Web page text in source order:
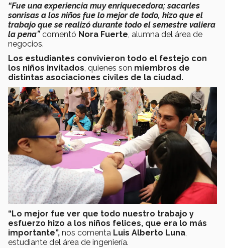
“Fue una experiencia muy enriquecedora; sacarles
sonrisas a los niños fue lo mejor de todo, hizo que el
trabajo que se realizó durante todo el semestre valiera
la pena”comentó Nora Fuerte , alumna del área de
negocios.
Los estudiantes convivieron todo el festejo con
los niños invitados , quienes son miembros de
distintas asociaciones civiles de la ciudad.
“Lo mejor fue ver que todo nuestro trabajo y
esfuerzo hizo a los niños felices, que era lo más
importante”, nos comenta Luis Alberto Luna,
estudiante del área de ingeniería.